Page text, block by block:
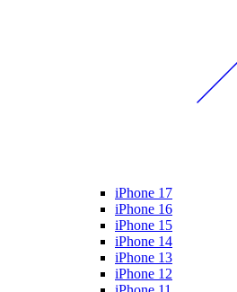
iPhone 17
iPhone 16
iPhone 15
iPhone 14
iPhone 13
iPhone 12